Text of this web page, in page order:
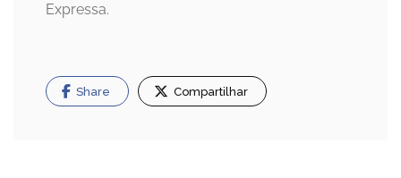
Expressa.
Share Compartilhar